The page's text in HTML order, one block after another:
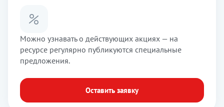
Можно узнавать о действующих акциях — на
ресурсе регулярно публикуются специальные
предложения.
Оставить заявку